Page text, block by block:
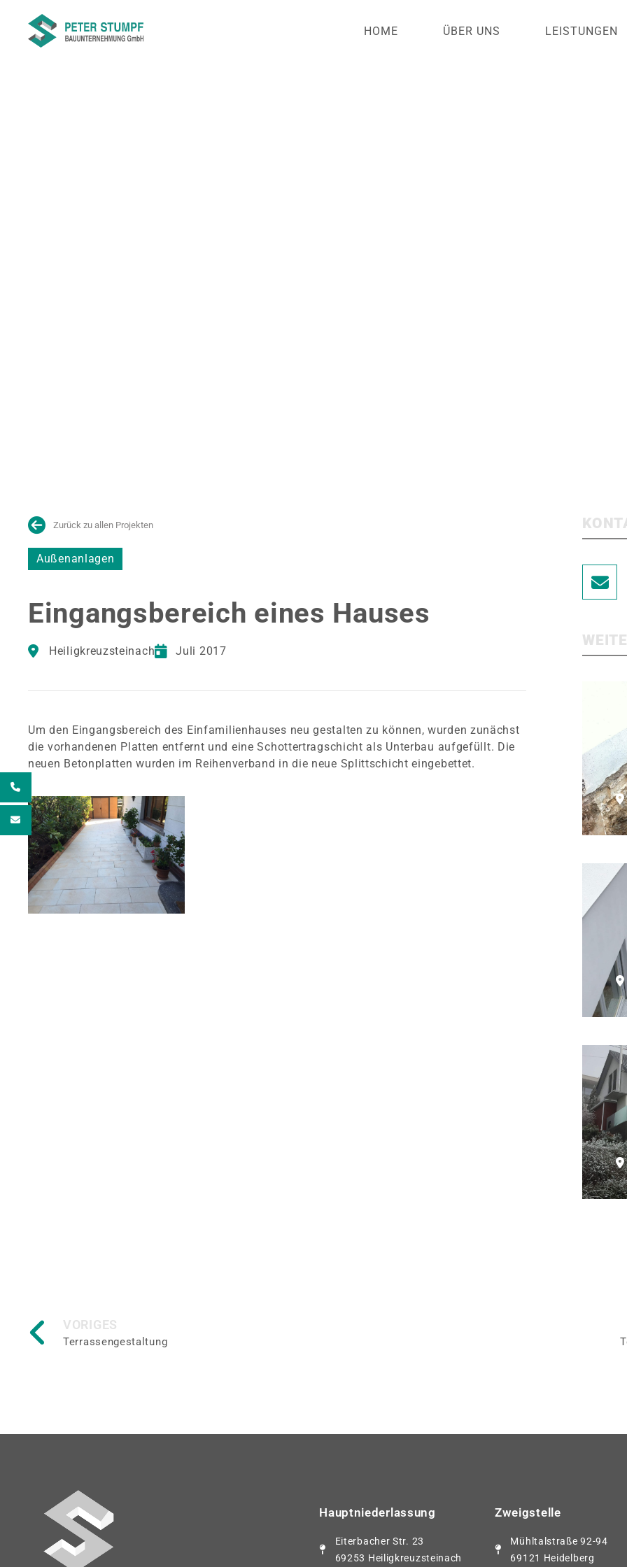
HOME ÜBER UNS LEISTUNGEN
Zurück zu allen Projekten
Außenanlagen
Eingangsbereich eines Hauses
Heiligkreuzsteinach Juli 2017
Um den Eingangsbereich des Einfamilienhauses neu gestalten zu können, wurden zunächst
die vorhandenen Platten entfernt und eine Schottertragschicht als Unterbau aufgefüllt. Die
neuen Betonplatten wurden im Reihenverband in die neue Splittschicht eingebettet.
VORIGES
Terrassengestaltung
Hauptniederlassung
Eiterbacher Str. 23
69253 Heiligkreuzsteinach
Zweigstelle
Mühltalstraße 92-94
69121 Heidelberg